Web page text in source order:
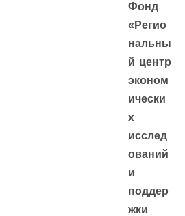
Фонд
«Регио
нальны
й центр
эконом
ически
х
исслед
ований
и
поддер
жки